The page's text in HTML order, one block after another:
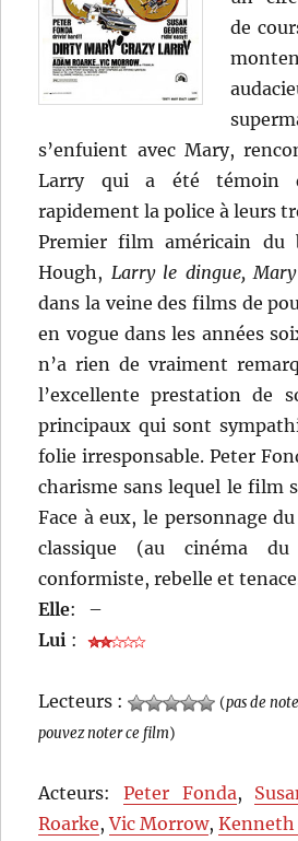
de
s’enfuient avec Mary,
Larry qui a été témoin
rapidement la police à leurs
Premier film américain du
Hough, Larry le dingue,
dans la veine des films de
en vogue dans les années
n’a rien de vraiment
l’excellente prestation de
principaux qui sont
folie irresponsable. Peter
charisme sans lequel le film
Face à eux, le personnage
classique (au cinéma
conformiste, rebelle et
Elle:
–
Lui :
Lecteurs : (pas de
pouvez noter ce film)
Acteurs: Peter Fonda,
Roarke,Vic Morrow,Kenneth